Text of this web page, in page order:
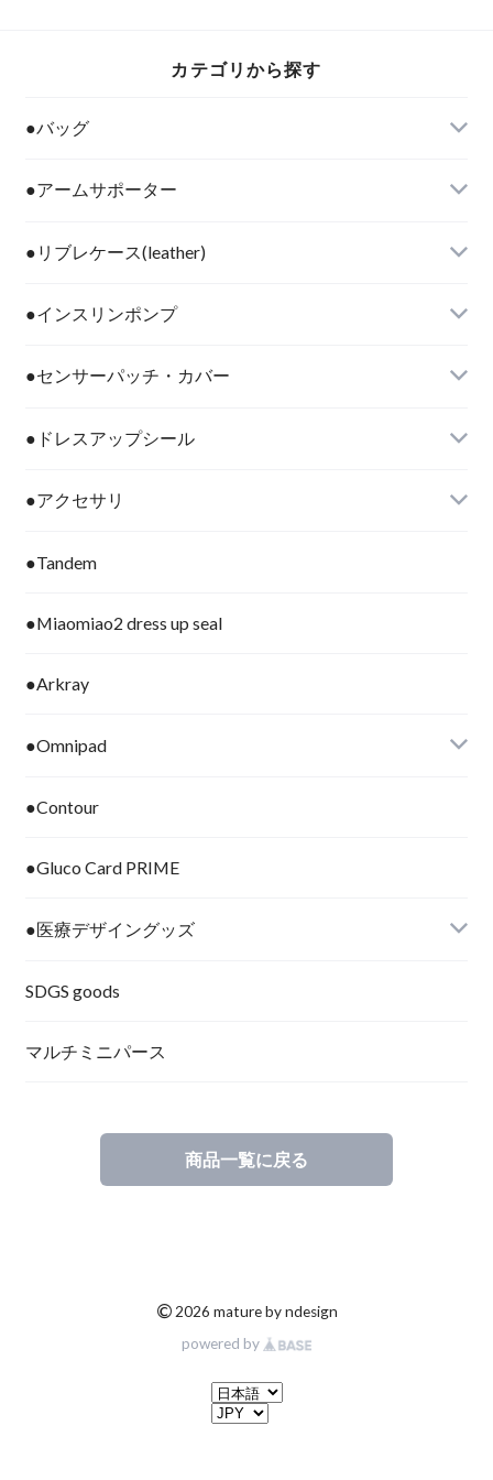
カテゴリから探す
●バッグ
●アームサポーター
●リブレケース(leather)
●インスリンポンプ
●センサーパッチ・カバー
●ドレスアップシール
●アクセサリ
●Tandem
●Miaomiao2 dress up seal
●Arkray
●Omnipad
●Contour
●Gluco Card PRIME
●医療デザイングッズ
SDGS goods
マルチミニパース
商品一覧に戻る
©2026 mature by ndesign
powered by